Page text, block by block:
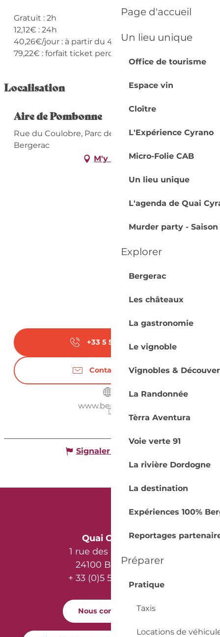
Page d'accueil
Un lieu unique
Office de tourisme
Espace vin
Cloître
L'Expérience Cyrano
Micro-Folie CAB
Un lieu unique
L'agenda de Quai
Murder party - Saison
Explorer
Bergerac
Les châteaux
La gastronomie
Le vignoble
Vignobles &
La Randonnée
Tèrra Aventura
Voie verte 91
La rivière Dordogne
La destination
Expériences 100%
Reportages
Préparer
Pratique
Taxis
Locations de
Gratuit : 2h
12,12€ : 24h
40,26€/jour : à partir du 4ème jour
79,22€ : forfait ticket perdu
Localisation
Aire de Pombonne
Rue du Coulobre, Parc de Pombonne, 24100
Bergerac
M'y rendre
+33 5 53 57 17 ▒▒
Contactez-nous
www.bergerac.fr
Signaler une erreur
Quai Cyrano
1 rue des Récollets
24100 Bergerac
+ 33 (0)5 53 57 03 11
Nous contacter